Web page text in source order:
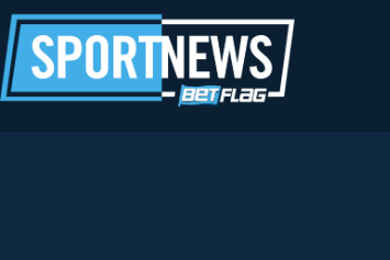
al
contenuto